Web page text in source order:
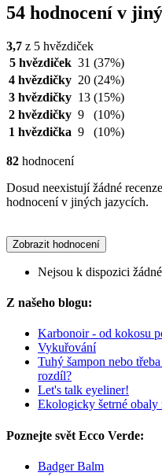
54 hodnocení v
3,7 z 5 hvězdiček
5 hvězdiček 31 (37%)
4 hvězdičky 20 (24%)
3 hvězdičky 13 (15%)
2 hvězdičky 9
(10%)
1 hvězdička 9 (10%)
82 hodnocení
Dosud neexistují žádné
hodnocení v jiných jazycích.
Zobrazit hodnocení
Nejsou k dispozici
Z našeho blogu:
Karbonoir - od kokosu
Vykuřování
Tuhý šampon nebo
rozdíl?
Let's talk eyeliner!
Ekologicky šetrné obaly
Poznejte svět Ecco Verde:
Badger Balm